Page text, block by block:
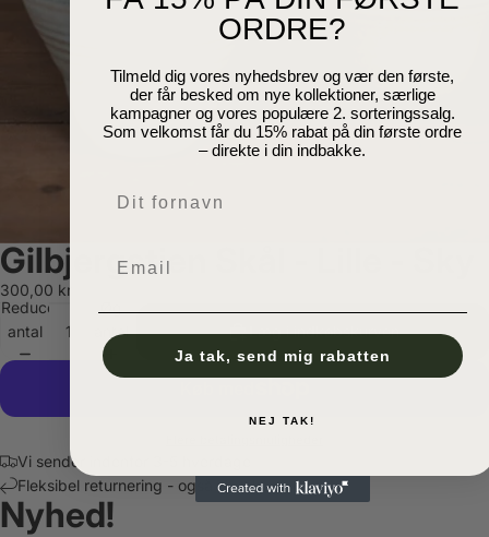
Gilbjergstien Skål - Lille - Sky
300,00 kr
Reducer
antal
antal
Læg i indkøbskurven
Vi sender indenfor 3-5 hverdage
Fleksibel returnering - også i butik
Nyhed!
ORDRE?
Tilmeld dig vores nyhedsbrev og vær den første,
der får besked om nye kollektioner, særlige
kampagner og vores populære 2. sorteringssalg.
Som velkomst får du 15% rabat på din første ordre
– direkte i din indbakke.
Ja tak, send mig rabatten
NEJ TAK!